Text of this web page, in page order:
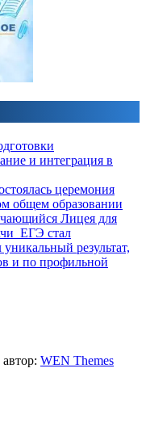
и интеграция в
церемония
общем образовании
Лицея для
ЕГЭ стал
результат,
и по профильной
WEN Themes